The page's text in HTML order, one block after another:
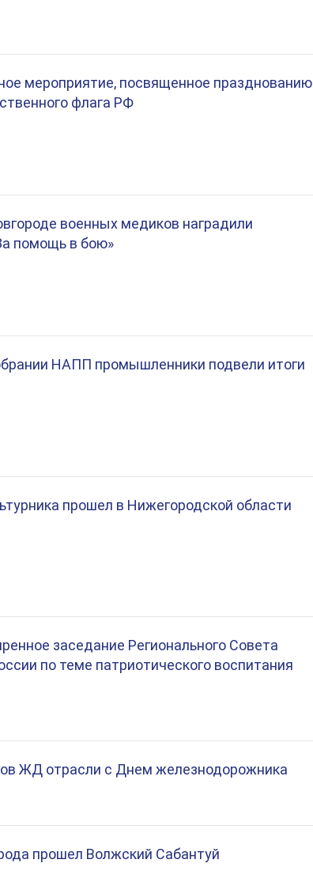
мероприятие, посвященное празднованию
флага РФ
военных медиков наградили
помощь в бою»
НАПП промышленники подвели итоги
прошел в Нижегородской области
заседание Регионального Совета
по теме патриотического воспитания
ЖД отрасли с Днем железнодорожника
прошел Волжский Сабантуй